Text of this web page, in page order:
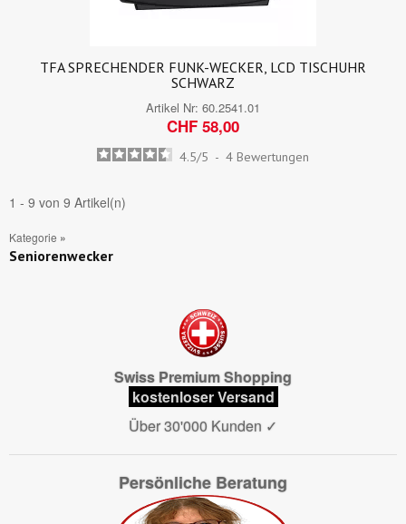
TFA SPRECHENDER FUNK-WECKER, LCD TISCHUHR
SCHWARZ
Artikel Nr: 60.2541.01
CHF 58,00
4.5/5 - 4 Bewertungen
1 - 9 von 9 Artikel(n)
Kategorie »
Seniorenwecker
Swiss Premium Shopping
kostenloser Versand
Über 30'000 Kunden ✓
Persönliche Beratung